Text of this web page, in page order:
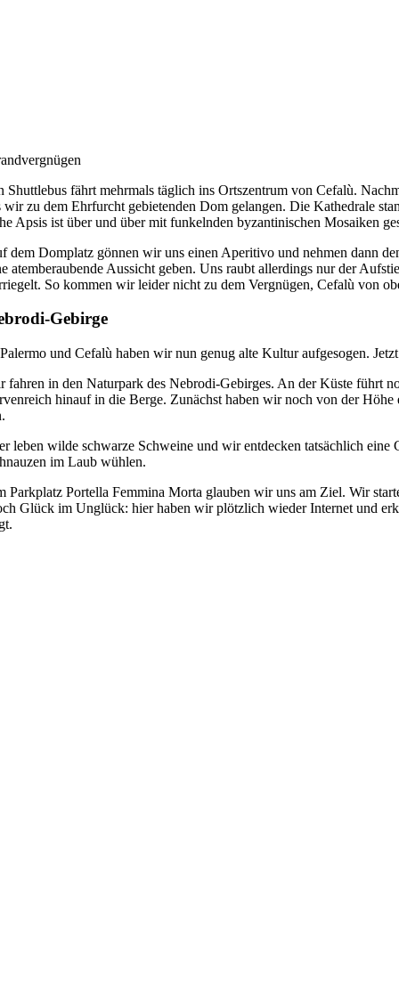
Shuttlebus fährt mehrmals täglich ins Ortszentrum von Cefalù.
wir zu dem Ehrfurcht gebietenden Dom gelangen. Die Kathedrale
Apsis ist über und über mit funkelnden byzantinischen Mosaiken
dem Domplatz gönnen wir uns einen Aperitivo und nehmen dann
atemberaubende Aussicht geben. Uns raubt allerdings nur der
So kommen wir leider nicht zu dem Vergnügen, Cefalù von
Gebirge
und Cefalù haben wir nun genug alte Kultur aufgesogen.
fahren in den Naturpark des Nebrodi-Gebirges. An der Küste führt
hinauf in die Berge. Zunächst haben wir noch von der
leben wilde schwarze Schweine und wir entdecken tatsächlich
im Laub wühlen.
Parkplatz Portella Femmina Morta glauben wir uns am Ziel. Wir
Glück im Unglück: hier haben wir plötzlich wieder Internet und